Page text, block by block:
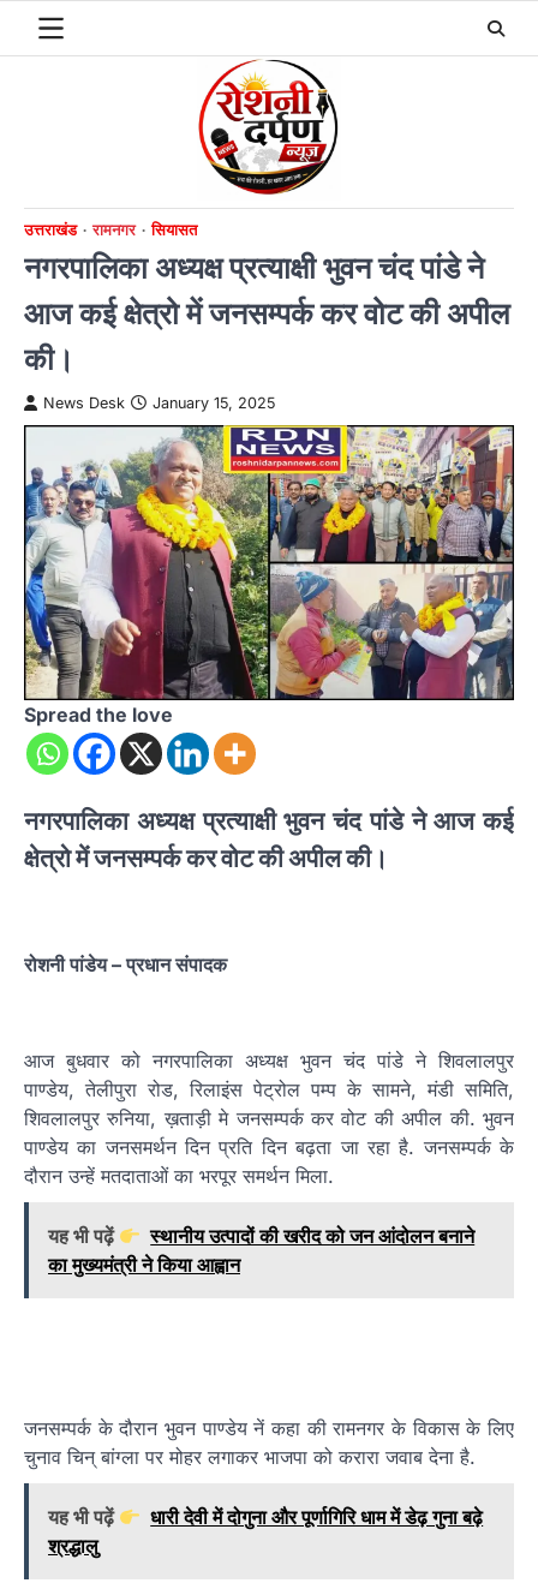
उत्तराखंड रामनगर सियासत
नगरपालिका अध्यक्ष प्रत्याक्षी भुवन चंद पांडे ने
आज कई क्षेत्रो में जनसम्पर्क कर वोट की अपील
की।
News Desk January 15, 2025
Spread the love
नगरपालिका अध्यक्ष प्रत्याक्षीभुवन चंद पांडे ने आज कई
क्षेत्रो में जनसम्पर्क कर वोट की अपील की।
रोशनी पांडेय – प्रधान संपादक
आज बुधवार को नगरपालिका अध्यक्ष भुवन चंद पांडे ने शिवलालपुर
पाण्डेय, तेलीपुरा रोड, रिलाइंस पेट्रोल पम्प के सामने, मंडी समिति,
शिवलालपुर रुनिया, ख़ताड़ी मे जनसम्पर्क कर वोट की अपील की. भुवन
पाण्डेय का जनसमर्थन दिन प्रति दिन बढ़ता जा रहा है. जनसम्पर्क के
दौरान उन्हें मतदाताओं का भरपूर समर्थन मिला.
यह भी पढ़ें
स्थानीय उत्पादों की खरीद को जन आंदोलन बनाने
का मुख्यमंत्री ने किया आह्वान
जनसम्पर्क के दौरान भुवन पाण्डेय नें कहा की रामनगर के विकास के लिए
चुनाव चिन् बांग्ला पर मोहर लगाकर भाजपा को करारा जवाब देना है.
यह भी पढ़ें
धारी देवी में दोगुना और पूर्णागिरि धाम में डेढ़ गुना बढ़े
श्रद्धालु